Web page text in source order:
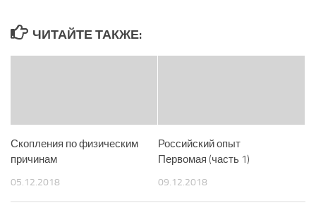
ЧИТАЙТЕ ТАКЖЕ:
Скопления по физическим
причинам
05.12.2018
Российский опыт
Первомая (часть 1)
09.12.2018